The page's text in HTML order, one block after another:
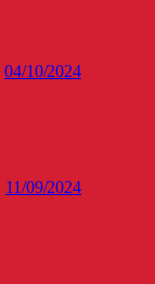
04/10/2024
11/09/2024